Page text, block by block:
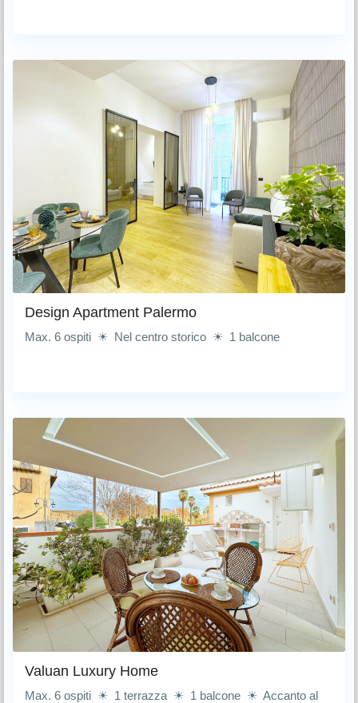
Design Apartment Palermo
Max. 6 ospiti ☀ Nel centro storico ☀ 1 balcone
Valuan Luxury Home
Max. 6 ospiti ☀ 1 terrazza ☀ 1 balcone ☀ Accanto al